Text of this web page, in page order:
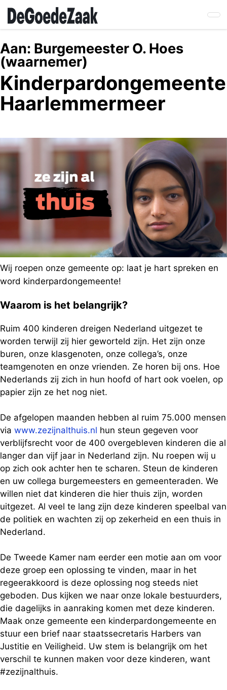
Skip
main
content
Aan: Burgemeester O. Hoes
(waarnemer)
Kinderpardongemeente
Haarlemmermeer
Wij roepen onze gemeente op: laat je hart spreken en
word kinderpardongemeente!
Waarom is het belangrijk?
Ruim 400 kinderen dreigen Nederland uitgezet te
worden terwijl zij hier geworteld zijn. Het zijn onze
buren, onze klasgenoten, onze collega’s, onze
teamgenoten en onze vrienden. Ze horen bij ons. Hoe
Nederlands zij zich in hun hoofd of hart ook voelen, op
papier zijn ze het nog niet.
De afgelopen maanden hebben al ruim 75.000 mensen
via www.zezijnalthuis.nl hun steun gegeven voor
verblijfsrecht voor de 400 overgebleven kinderen die al
langer dan vijf jaar in Nederland zijn. Nu roepen wij u
op zich ook achter hen te scharen. Steun de kinderen
en uw collega burgemeesters en gemeenteraden. We
willen niet dat kinderen die hier thuis zijn, worden
uitgezet. Al veel te lang zijn deze kinderen speelbal van
de politiek en wachten zij op zekerheid en een thuis in
Nederland.
De Tweede Kamer nam eerder een motie aan om voor
deze groep een oplossing te vinden, maar in het
regeerakkoord is deze oplossing nog steeds niet
geboden. Dus kijken we naar onze lokale bestuurders,
die dagelijks in aanraking komen met deze kinderen.
Maak onze gemeente een kinderpardongemeente en
stuur een brief naar staatssecretaris Harbers van
Justitie en Veiligheid. Uw stem is belangrijk om het
verschil te kunnen maken voor deze kinderen, want
#zezijnalthuis.